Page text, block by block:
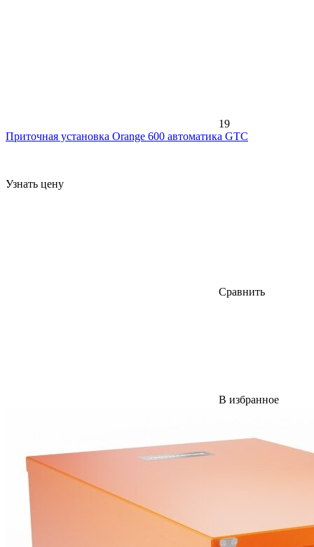
19
Приточная установка Orange 600 автоматика GTC
Узнать цену
Сравнить
В избранное